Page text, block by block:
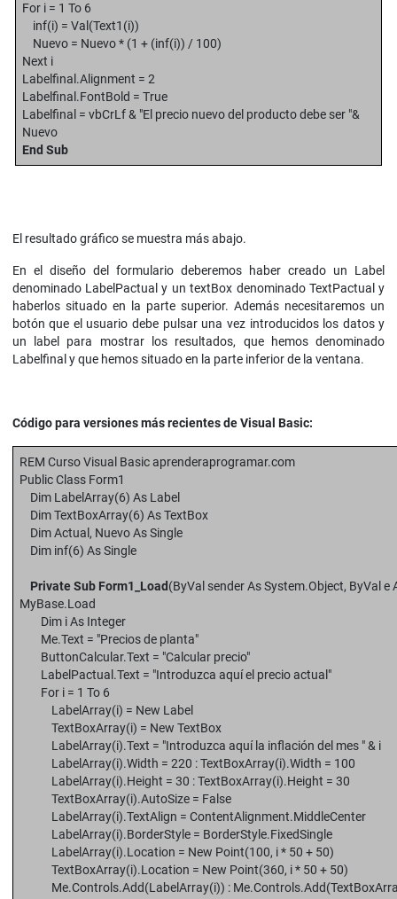
For i = 1 To 6
inf(i) = Val(Text1(i))
Nuevo = Nuevo * (1 + (inf(i)) / 100)
Next i
Labelfinal.Alignment = 2
Labelfinal.FontBold = True
Labelfinal = vbCrLf & "El precio nuevo del producto debe ser "&
Nuevo
End Sub
El resultado gráfico se muestra más abajo.
En el diseño del formulario deberemos haber creado un Label
denominado LabelPactual y un textBox denominado TextPactual y
haberlos situado en la parte superior. Además necesitaremos un
botón que el usuario debe pulsar una vez introducidos los datos y
un label para mostrar los resultados, que hemos denominado
Labelfinal y que hemos situado en la parte inferior de la ventana.
Código para versiones más recientes de Visual Basic:
REM Curso Visual Basic aprenderaprogramar.com
Public Class Form1
Dim LabelArray(6) As Label
Dim TextBoxArray(6) As TextBox
Dim Actual, Nuevo As Single
Dim inf(6) As Single
Private Sub Form1_Load (ByVal sender As System.Object, ByVal
MyBase.Load
Dim i As Integer
Me.Text = "Precios de planta"
ButtonCalcular.Text = "Calcular precio"
LabelPactual.Text = "Introduzca aquí el precio actual"
For i = 1 To 6
LabelArray(i) = New Label
TextBoxArray(i) = New TextBox
LabelArray(i).Text = "Introduzca aquí la inflación del mes " & i
LabelArray(i).Width = 220 : TextBoxArray(i).Width = 100
LabelArray(i).Height = 30 : TextBoxArray(i).Height = 30
TextBoxArray(i).AutoSize = False
LabelArray(i).TextAlign = ContentAlignment.MiddleCenter
LabelArray(i).BorderStyle = BorderStyle.FixedSingle
LabelArray(i).Location = New Point(100, i * 50 + 50)
TextBoxArray(i).Location = New Point(360, i * 50 + 50)
Me.Controls.Add(LabelArray(i)) :